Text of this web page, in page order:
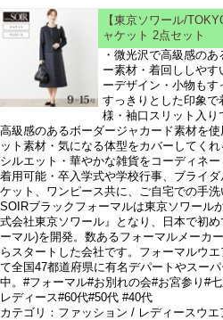
【東京ソワール/
ャケット 2点セット
・微光沢で高級感のあ
ー素材・着回ししやす
ーデザイン・小物もす
すっきりとした印象
様・袖口スリット入り
高級感のあるボーダージャカード素材を
ット素材・気になる体型をカバーしてく
シルエット・華やかな雑貨をコーディネ
着用可能・卒入学式や学校行事、ブライ
ケット、ワンピース共に、ご自宅での手
SOIRブラックフォーマルは東京ソワール
式会社東京ソワール』となり、日本で初
ーマル)を開発。数あるフォーマルメーカ
らスタートした会社です。フォーマルウ
て全国47都道府県に有名デパートやスー
中。#フォーマル#お別れの会#お宮参り#
レディース#60代#50代 #40代
カテゴリ：ファッション / レディースウ